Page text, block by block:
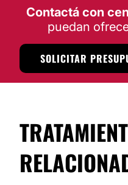
Autónoma de Buenos
Posibilidad de
No
Contactá con
puedan
SOLICITAR